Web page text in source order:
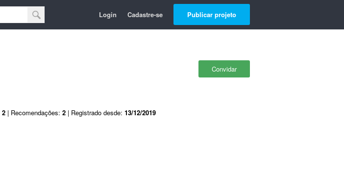
Login Cadastre-se Publicar projeto
Convidar
2 | Recomendações: 2 | Registrado desde: 13/12/2019